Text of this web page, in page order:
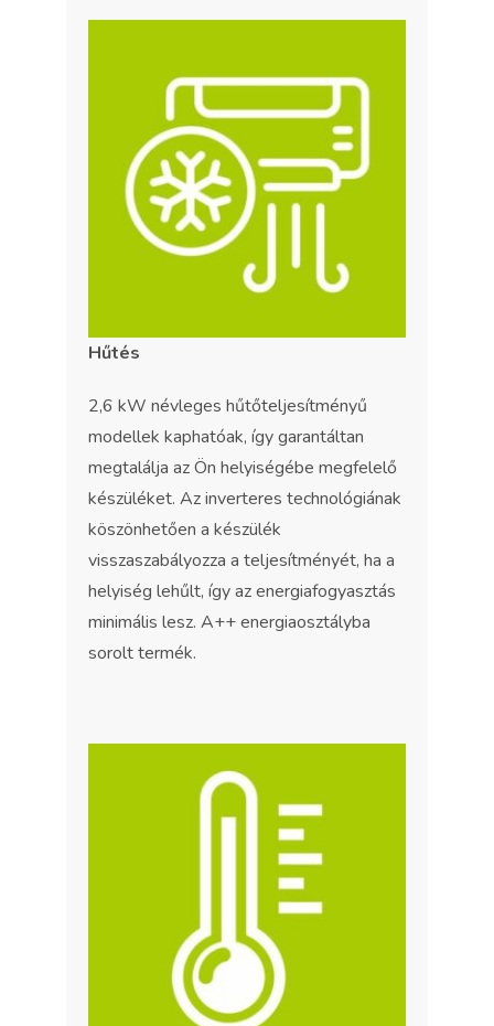
Hűtés
2,6 kW névleges hűtőteljesítményű
modellek kaphatóak, így garantáltan
megtalálja az Ön helyiségébe megfelelő
készüléket. Az inverteres technológiának
köszönhetően a készülék
visszaszabályozza a teljesítményét, ha a
helyiség lehűlt, így az energiafogyasztás
minimális lesz. A++ energiaosztályba
sorolt termék.